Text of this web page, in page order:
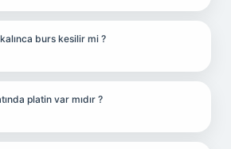
burs kesilir mi ?
platin var mıdır ?